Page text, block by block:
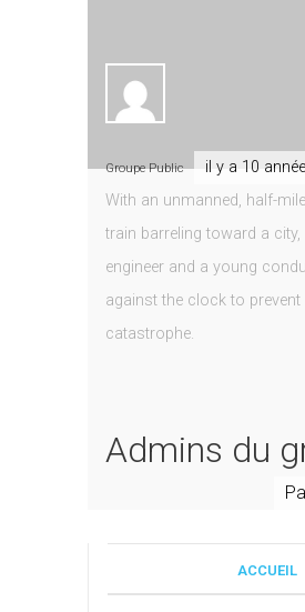
Groupe Public
il y a 10
With an unmanned, half-
train barreling toward a city,
engineer and a young
against the clock to prevent
catastrophe.
Admins du
ACCUEIL